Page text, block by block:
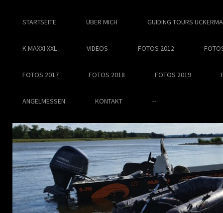
STARTSEITE ÜBER MICH GUIDING TOURS
K MAXXI XXL VIDEOS FOTOS 2012
FOTOS 2017 FOTOS 2018 FOTOS 2019
ANGELMESSEN KONTAKT --